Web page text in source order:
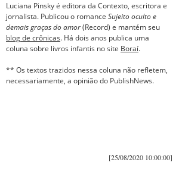
Luciana Pinsky é editora da Contexto, escritora e
jornalista. Publicou o romance Sujeito oculto e
demais graças do amor(Record) e mantém seu
blog de crônicas. Há dois anos publica uma
coluna sobre livros infantis no site Boraí.
** Os textos trazidos nessa coluna não refletem,
necessariamente, a opinião do PublishNews.
[25/08/2020 10:00:00]